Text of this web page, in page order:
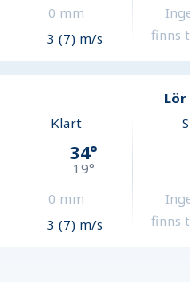
0 mm
3 (7) m/s
finns
Lör
Klart
34°
19°
0 mm
3 (7) m/s
finns